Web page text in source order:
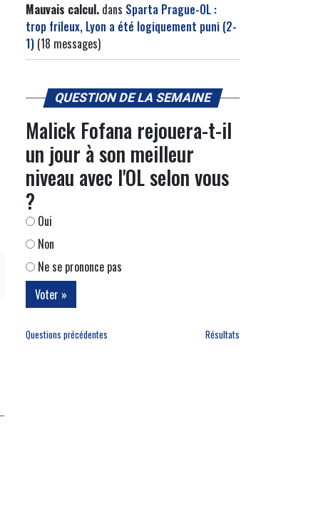
Mauvais calcul. dans Sparta Prague-OL :
trop frileux, Lyon a été logiquement puni (2-
1) (18 messages)
QUESTION DE LA SEMAINE
Malick Fofana rejouera-t-il
un jour à son meilleur
niveau avec l'OL selon vous
?
Oui
Non
Ne se prononce pas
Questions précédentes Résultats